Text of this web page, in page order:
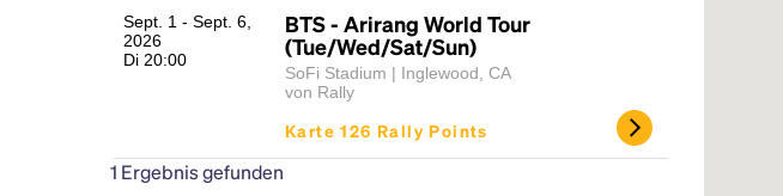
Sept. 1 - Sept. 6,
2026
Di 20:00
BTS - Arirang World Tour
(Tue/Wed/Sat/Sun)
SoFi Stadium | Inglewood, CA
von Rally
Karte 126 Rally Points
1 Ergebnis gefunden